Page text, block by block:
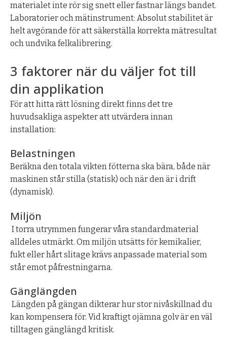
materialet inte rör sig snett eller fastnar längs bandet.
Laboratorier och mätinstrument: Absolut stabilitet är
helt avgörande för att säkerställa korrekta mätresultat
och undvika felkalibrering.
3 faktorer när du väljer fot till
din applikation
För att hitta rätt lösning direkt finns det tre
huvudsakliga aspekter att utvärdera innan
installation:
Belastningen
Beräkna den totala vikten fötterna ska bära, både när
maskinen står stilla (statisk) och när den är i drift
(dynamisk).
Miljön
I torra utrymmen fungerar våra standardmaterial
alldeles utmärkt. Om miljön utsätts för kemikalier,
fukt eller hårt slitage krävs anpassade material som
står emot påfrestningarna.
Gänglängden
Längden på gängan dikterar hur stor nivåskillnad du
kan kompensera för. Vid kraftigt ojämna golv är en väl
tilltagen gänglängd kritisk.